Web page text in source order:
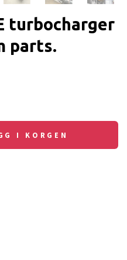
turbocharger
parts.
I KORGEN